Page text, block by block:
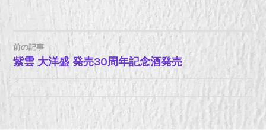
投
稿
ナ
前の記事
紫雲 大洋盛 発売30周年記念酒発売